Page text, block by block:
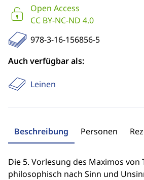
Open Access
CC BY-NC-ND 4.0
978-3-16-156856-5
Auch verfügbar als:
Leinen
Beschreibung Personen
Die 5. Vorlesung des Maximos von
philosophisch nach Sinn und